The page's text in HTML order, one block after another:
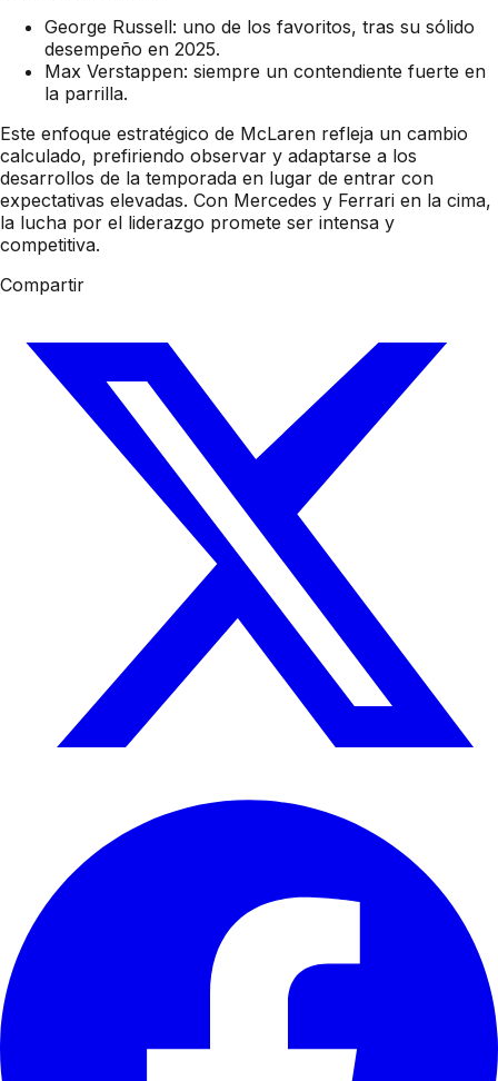
George Russell: uno de los favoritos, tras su sólido
desempeño en 2025.
Max Verstappen: siempre un contendiente fuerte en
la parrilla.
Este enfoque estratégico de McLaren refleja un cambio
calculado, prefiriendo observar y adaptarse a los
desarrollos de la temporada en lugar de entrar con
expectativas elevadas. Con Mercedes y Ferrari en la cima,
la lucha por el liderazgo promete ser intensa y
competitiva.
Compartir